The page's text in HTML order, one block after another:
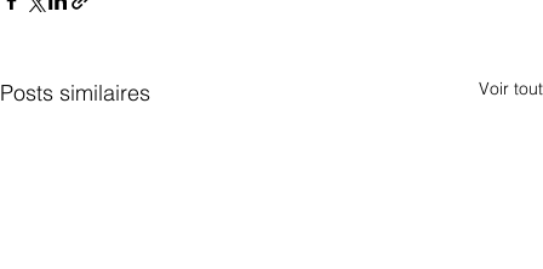
Posts similaires Voir tout